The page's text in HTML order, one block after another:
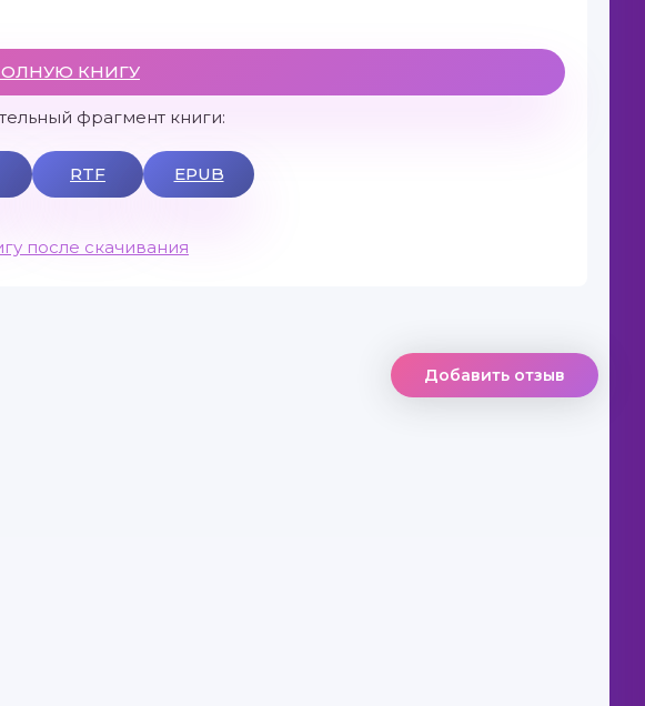
КНИГУ
фрагмент книги:
RTF EPUB
после скачивания
Добавить отзыв